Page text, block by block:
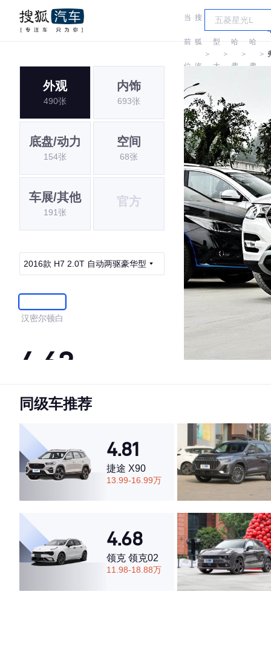
当
前
位
置:
搜
狐
汽
车
＞
车
型
大
＞
哈
弗
＞
哈
弗
＞
外观
490张
内饰
693张
底盘/动力
154张
空间
68张
车展/其他
191张
官方
2016款 H7 2.0T 自动两驱豪华型
汉密尔顿白
4.62
·外观表现一般，低于62%同级车
·空间表现一般，低于75%同级车
同级车推荐
4.81
捷途 X90
13.99-16.99万
4.68
领克 领克02
11.98-18.88万